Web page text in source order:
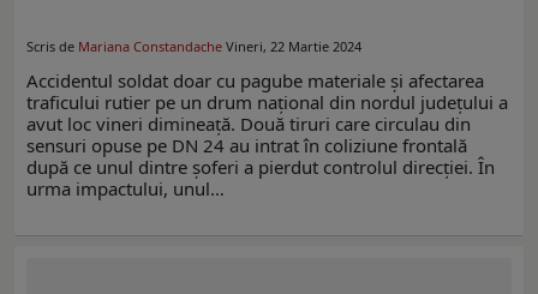
Scris de Mariana Constandache Vineri, 22 Martie 2024
Accidentul soldat doar cu pagube materiale și afectarea
traficului rutier pe un drum național din nordul județului a
avut loc vineri dimineață. Două tiruri care circulau din
sensuri opuse pe DN 24 au intrat în coliziune frontală
după ce unul dintre șoferi a pierdut controlul direcției. În
urma impactului, unul…